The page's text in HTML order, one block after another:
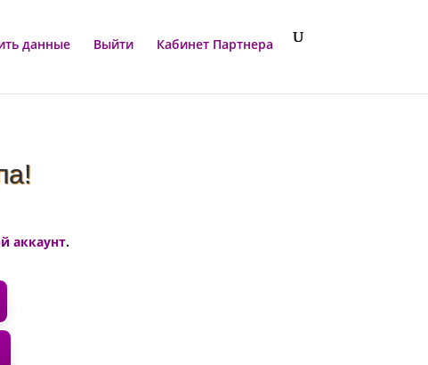
данные Выйти Кабинет Партнера
аккаунт.